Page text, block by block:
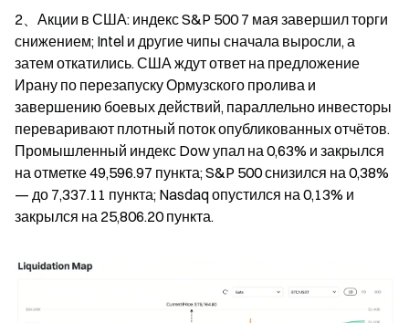
2、Акции в США: индекс S&P 500 7 мая завершил торги
снижением; Intel и другие чипы сначала выросли, а
затем откатились. США ждут ответ на предложение
Ирану по перезапуску Ормузского пролива и
завершению боевых действий, параллельно инвесторы
переваривают плотный поток опубликованных отчётов.
Промышленный индекс Dow упал на 0,63% и закрылся
на отметке 49,596.97 пункта; S&P 500 снизился на 0,38%
— до 7,337.11 пункта; Nasdaq опустился на 0,13% и
закрылся на 25,806.20 пункта.